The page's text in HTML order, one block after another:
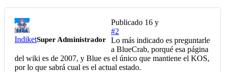
IndiketSuper Administrador
Publicado 16 y
#2
Lo más indicado es preguntarle
a BlueCrab, porqué esa página
del wiki es de 2007, y Blue es el único que mantiene el KOS,
por lo que sabrá cual es el actual estado.